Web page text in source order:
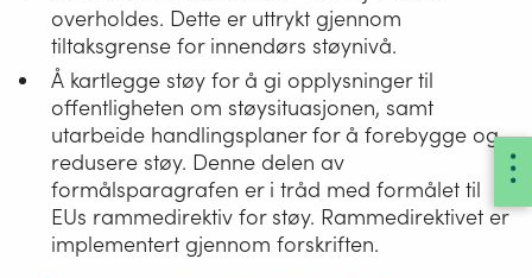
overholdes. Dette er uttrykt gjennom
tiltaksgrense for innendørs støynivå.
Å kartlegge støy for å gi opplysninger til
offentligheten om støysituasjonen, samt
utarbeide handlingsplaner for å forebygge og
redusere støy. Denne delen av
formålsparagrafen er i tråd med formålet til
EUs rammedirektiv for støy. Rammedirektivet er
implementert gjennom forskriften.